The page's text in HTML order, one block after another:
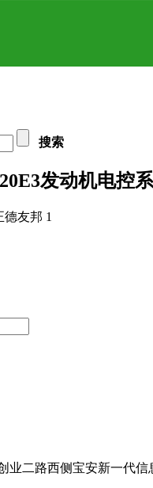
搜索
发动机电控
德友邦 1
业二路西侧宝安新一代信